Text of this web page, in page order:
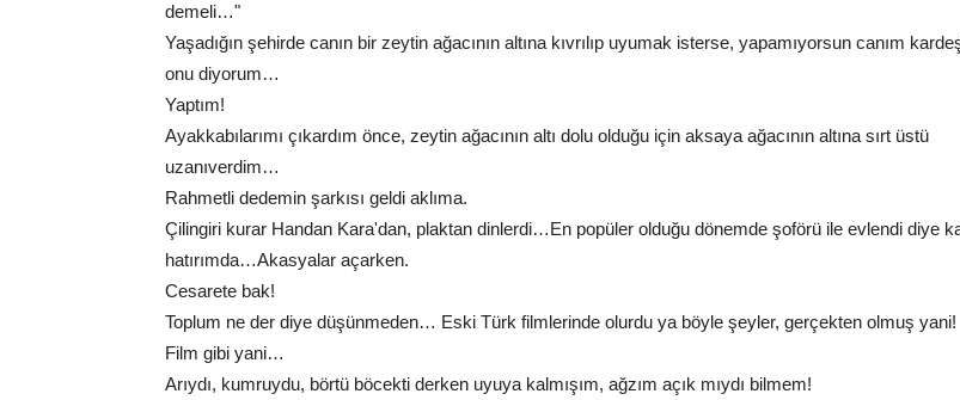
demeli…"
Yaşadığın şehirde canın bir zeytin ağacının altına kıvrılıp uyumak isterse, yapamıyorsun canım
onu diyorum…
Yaptım!
Ayakkabılarımı çıkardım önce, zeytin ağacının altı dolu olduğu için aksaya ağacının altına sırt üstü
uzanıverdim…
Rahmetli dedemin şarkısı geldi aklıma.
Çilingiri kurar Handan Kara'dan, plaktan dinlerdi…En popüler olduğu dönemde şoförü ile evlendi diye
hatırımda…Akasyalar açarken.
Cesarete bak!
Toplum ne der diye düşünmeden… Eski Türk filmlerinde olurdu ya böyle şeyler, gerçekten olmuş yani!
Film gibi yani…
Arıydı, kumruydu, börtü böcekti derken uyuya kalmışım, ağzım açık mıydı bilmem!